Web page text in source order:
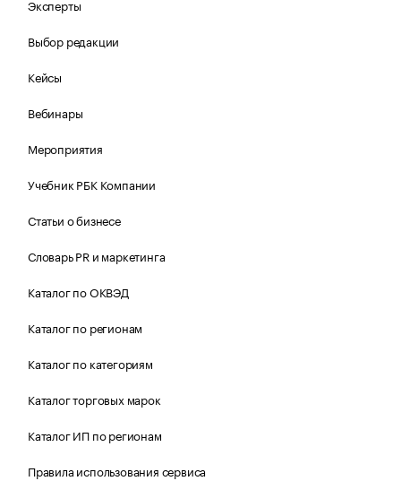
Эксперты
Выбор редакции
Кейсы
Вебинары
Мероприятия
Учебник РБК Компании
Статьи о бизнесе
Словарь PR и маркетинга
Каталог по ОКВЭД
Каталог по регионам
Каталог по категориям
Каталог торговых марок
Каталог ИП по регионам
Правила использования сервиса